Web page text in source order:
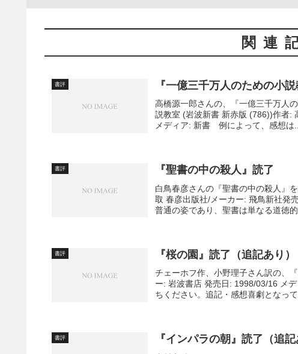
関連
書評 『一億三千万人のための小
高橋源一郎さんの、『一億三千万人
説教室 (岩波新書 新赤版 (786))作者:
メディア: 新書 例によって、感想は...
書評 『聖書の中の殺人』読了
白鳥春彦さんの『聖書の中の殺人』
取 春彦出版社/メーカー: 飛鳥新社
普通の姿であり、聖書は単なる道徳的
書評 『桜の園』読了（追記あり）
チェーホフ作、小野理子さん訳の、
ー: 岩波書店 発売日: 1998/03/16 メ
ちください。追記・感想喜劇となって
書評 『インパラの朝』読了（追記